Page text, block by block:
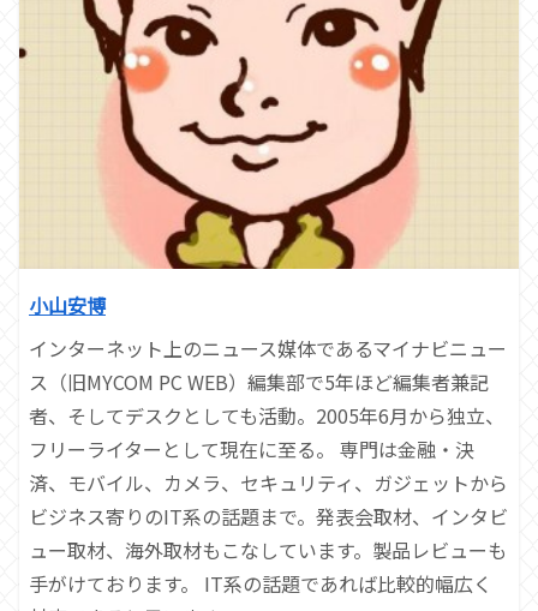
小山安博
インターネット上のニュース媒体であるマイナビニュー
ス（旧MYCOM PC WEB）編集部で5年ほど編集者兼記
者、そしてデスクとしても活動。2005年6月から独立、
フリーライターとして現在に至る。 専門は金融・決
済、モバイル、カメラ、セキュリティ、ガジェットから
ビジネス寄りのIT系の話題まで。発表会取材、インタビ
ュー取材、海外取材もこなしています。製品レビューも
手がけております。 IT系の話題であれば比較的幅広く